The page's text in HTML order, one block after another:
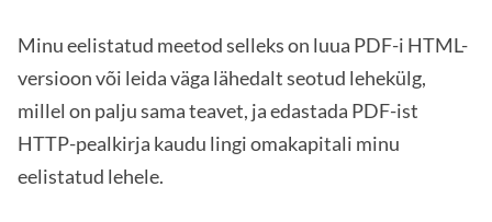
Minu eelistatud meetod selleks on luua PDF-i HTML-
versioon või leida väga lähedalt seotud lehekülg,
millel on palju sama teavet, ja edastada PDF-ist
HTTP-pealkirja kaudu lingi omakapitali minu
eelistatud lehele.